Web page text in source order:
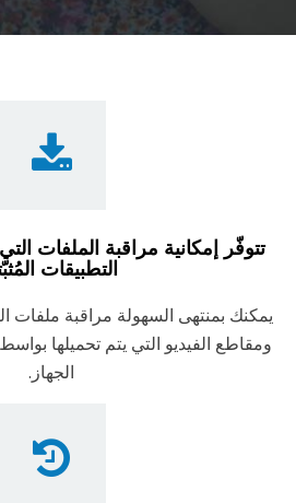
تتوفّر إمكانية مراقبة الملفات
التطبيقات
يمكنك بمنتهى السهولة مراقبة ملفات
ومقاطع الفيديو التي يتم تحميلها
الجهاز.